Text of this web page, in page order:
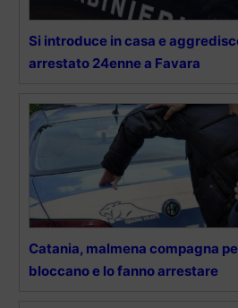
Si introduce in casa e
arrestato 24enne a Favara
Catania, malmena compagna
bloccano e lo fanno arrestare